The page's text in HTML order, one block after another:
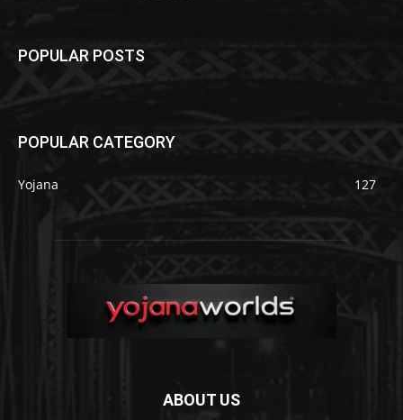
POPULAR POSTS
POPULAR CATEGORY
Yojana 127
ABOUT US